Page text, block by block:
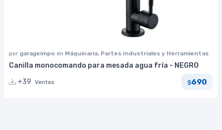
por garageimpo en Máquinaria, Partes Industriales y Herramientas
Canilla monocomando para mesada agua fría - NEGRO
+39 Ventas $690